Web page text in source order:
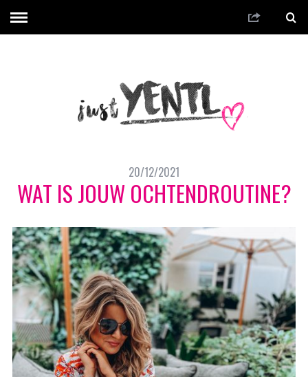
20/12/2021
WAT IS JOUW OCHTENDROUTINE?